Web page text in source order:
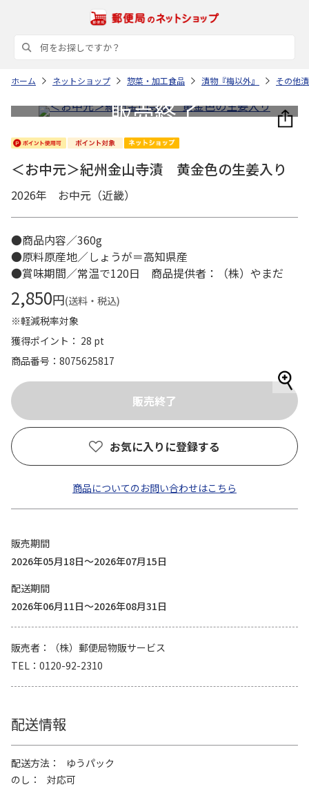
ホーム ネットショップ 惣菜・加工食品 漬物『梅以外』 その他
＜お中元＞紀州金山寺漬 黄金色の生姜入り
2026年 お中元（近畿）
●商品内容／360g
●原料原産地／しょうが＝高知県産
●賞味期間／常温で120日 商品提供者：（株）やまだ
2,850円(送料・税込)
※軽減税率対象
獲得ポイント： 28 pt
商品番号
8075625817
お気に入りに登録する
商品についてのお問い合わせはこちら
販売期間
2026年05月18日～2026年07月15日
配送期間
2026年06月11日～2026年08月31日
販売者
（株）郵便局物販サービス
TEL
0120-92-2310
配送情報
配送方法
ゆうパック
のし
対応可